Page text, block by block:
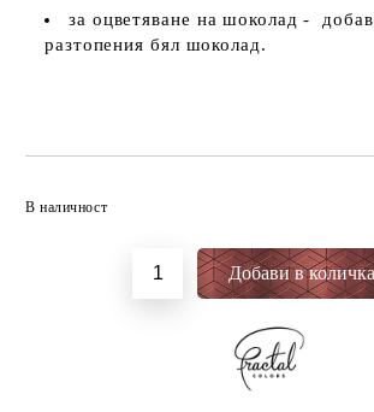
за оцветяване на шоколад -
разтопения бял шоколад.
В наличност